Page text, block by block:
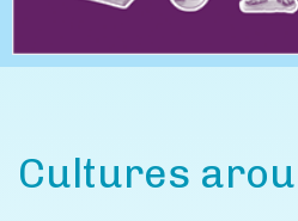
Cultures